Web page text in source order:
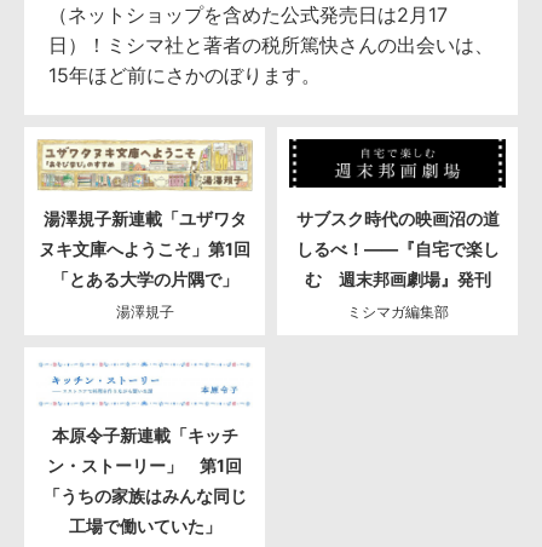
（ネットショップを含めた公式発売日は2月17
日）！ミシマ社と著者の税所篤快さんの出会いは、
15年ほど前にさかのぼります。
湯澤規子新連載「ユザワタ
ヌキ文庫へようこそ」第1回
「とある大学の片隅で」
湯澤規子
サブスク時代の映画沼の道
しるべ！――『自宅で楽し
む 週末邦画劇場』発刊
ミシマガ編集部
本原令子新連載「キッチ
ン・ストーリー」 第1回
「うちの家族はみんな同じ
工場で働いていた」